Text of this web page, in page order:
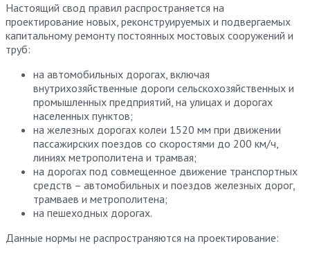
Настоящий свод правил распространяется на
проектирование новых, реконструируемых и подвергаемых
капитальному ремонту постоянных мостовых сооружений и
труб:
на автомобильных дорогах, включая
внутрихозяйственные дороги сельскохозяйственных и
промышленных предприятий, на улицах и дорогах
населенных пунктов;
на железных дорогах колеи 1520 мм при движении
пассажирских поездов со скоростями до 200 км/ч,
линиях метрополитена и трамвая;
на дорогах под совмещенное движение транспортных
средств – автомобильных и поездов железных дорог,
трамваев и метрополитена;
на пешеходных дорогах.
Данные нормы не распространяются на проектирование: